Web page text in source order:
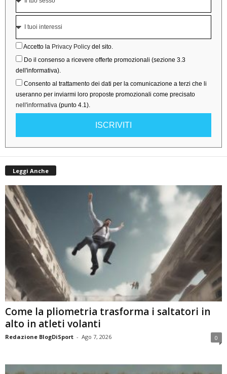
Accetto la Privacy Policy del sito.
Do il consenso a ricevere offerte promozionali (sezione 3.3
dell'informativa).
Consento al trattamento dei dati per la comunicazione a terzi che li
useranno per inviarmi loro proposte promozionali come precisato
nell'informativa (punto 4.1).
ISCRIVITI
Leggi Anche
Come la pliometria trasforma i saltatori in
alto in atleti volanti
Redazione BlogDiSport - Ago 7, 2026 0